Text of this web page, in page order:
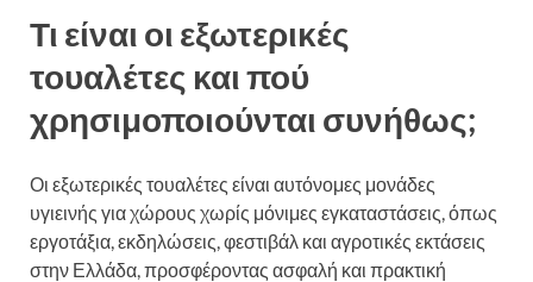
Τι είναι οι εξωτερικές
τουαλέτες και πού
χρησιμοποιούνται συνήθως;
Οι εξωτερικές τουαλέτες είναι αυτόνομες μονάδες
υγιεινής για χώρους χωρίς μόνιμες εγκαταστάσεις, όπως
εργοτάξια, εκδηλώσεις, φεστιβάλ και αγροτικές εκτάσεις
στην Ελλάδα, προσφέροντας ασφαλή και πρακτική